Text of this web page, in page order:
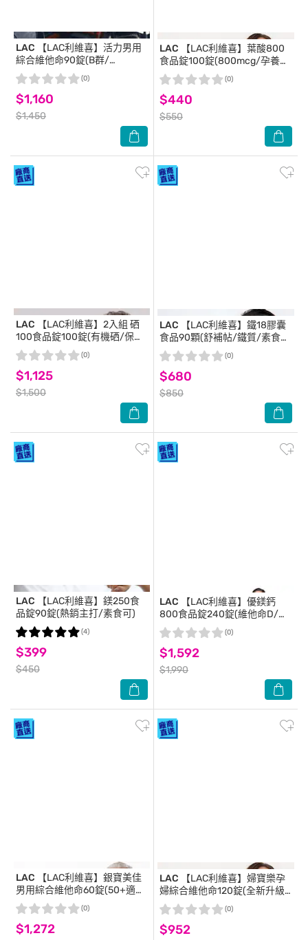
LAC 【LAC利維喜】活力男用
綜合維他命90錠(B群/
鋅/BCAA/肉酸/茄紅素/馬卡)
$1,160
$1,450
(0)
LAC 【LAC利維喜】葉酸800
食品錠100錠(800mcg/孕養調
理/素食錠劑)
$440
$550
(0)
LAC 【LAC利維喜】2入組 硒
100食品錠100錠(有機硒/保護
力/青春活力劑/素食可)
$1,125
$1,500
(0)
LAC 【LAC利維喜】鐵18膠囊
食品90顆(舒補帖/鐵質/素食
可)
$680
$850
(0)
LAC 【LAC利維喜】鎂250食
品錠90錠(熱銷主打/素食可)
$399
$450
(4)
LAC 【LAC利維喜】優鎂鈣
800食品錠240錠(維他命D/
鎂/鉀/檸檬蘋果酸鈣)
$1,592
$1,990
(0)
LAC 【LAC利維喜】銀寶美佳
男用綜合維他命60錠(50+適
用/精胺酸/B群/鋅/茄紅素/南
瓜籽)
$1,272
(0)
LAC 【LAC利維喜】婦寶樂孕
婦綜合維他命120錠(全新升級/
葉酸/鐵質鈣質/維他命D/孕婦
綜合維他命)
$952
(0)